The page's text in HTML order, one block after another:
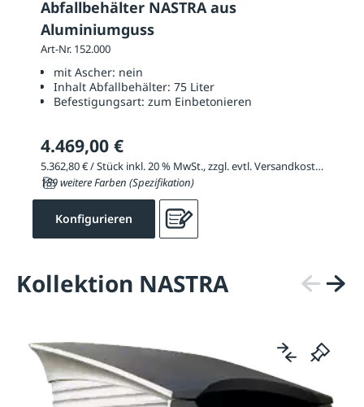
Abfallbehälter NASTRA aus
Aluminiumguss
Art-Nr. 152.000
mit Ascher: nein
Inhalt Abfallbehälter: 75 Liter
Befestigungsart: zum Einbetonieren
4.469,00 €
5.362,80 € / Stück inkl. 20 % MwSt., zzgl. evtl. Versandkosten
189 weitere Farben (Spezifikation)
Konfigurieren
Kollektion NASTRA